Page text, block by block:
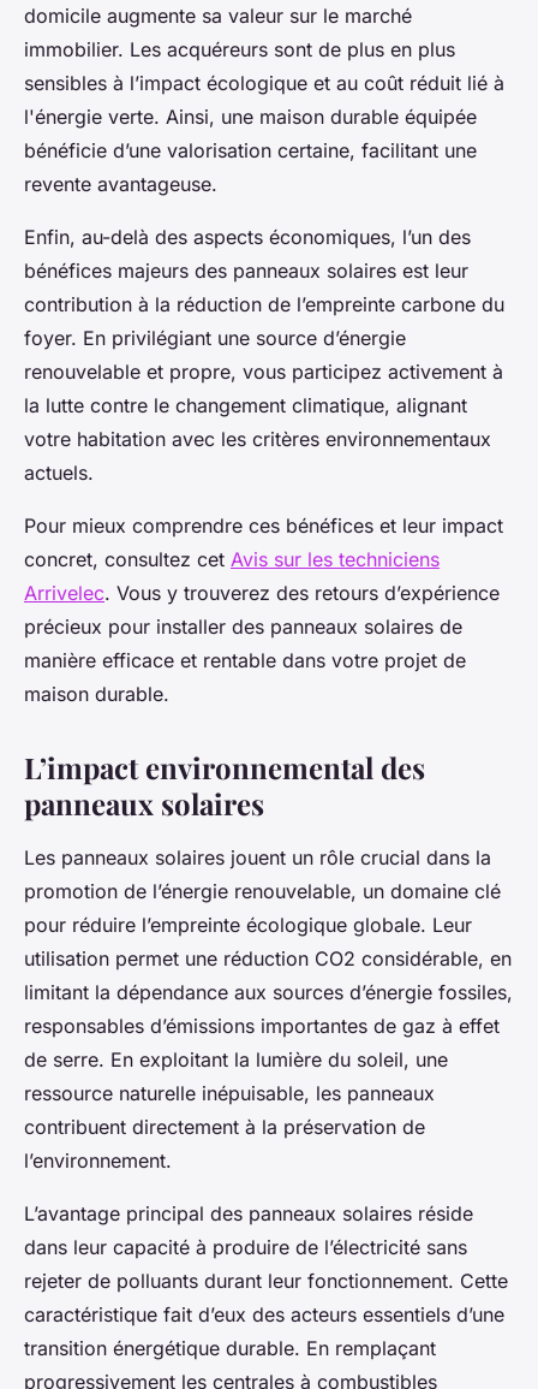
domicile augmente sa valeur sur le marché
immobilier. Les acquéreurs sont de plus en plus
sensibles à l’impact écologique et au coût réduit lié à
l'énergie verte. Ainsi, une maison durable équipée
bénéficie d’une valorisation certaine, facilitant une
revente avantageuse.
Enfin, au-delà des aspects économiques, l’un des
bénéfices majeurs des panneaux solaires est leur
contribution à la réduction de l’empreinte carbone du
foyer. En privilégiant une source d’énergie
renouvelable et propre, vous participez activement à
la lutte contre le changement climatique, alignant
votre habitation avec les critères environnementaux
actuels.
Pour mieux comprendre ces bénéfices et leur impact
concret, consultez cet Avis sur les techniciens
Arrivelec. Vous y trouverez des retours d’expérience
précieux pour installer des panneaux solaires de
manière efficace et rentable dans votre projet de
maison durable.
L’impact environnemental des
panneaux solaires
Les panneaux solaires jouent un rôle crucial dans la
promotion de l’énergie renouvelable, un domaine clé
pour réduire l’empreinte écologique globale. Leur
utilisation permet une réduction CO2 considérable, en
limitant la dépendance aux sources d’énergie fossiles,
responsables d’émissions importantes de gaz à effet
de serre. En exploitant la lumière du soleil, une
ressource naturelle inépuisable, les panneaux
contribuent directement à la préservation de
l’environnement.
L’avantage principal des panneaux solaires réside
dans leur capacité à produire de l’électricité sans
rejeter de polluants durant leur fonctionnement. Cette
caractéristique fait d’eux des acteurs essentiels d’une
transition énergétique durable. En remplaçant
progressivement les centrales à combustibles